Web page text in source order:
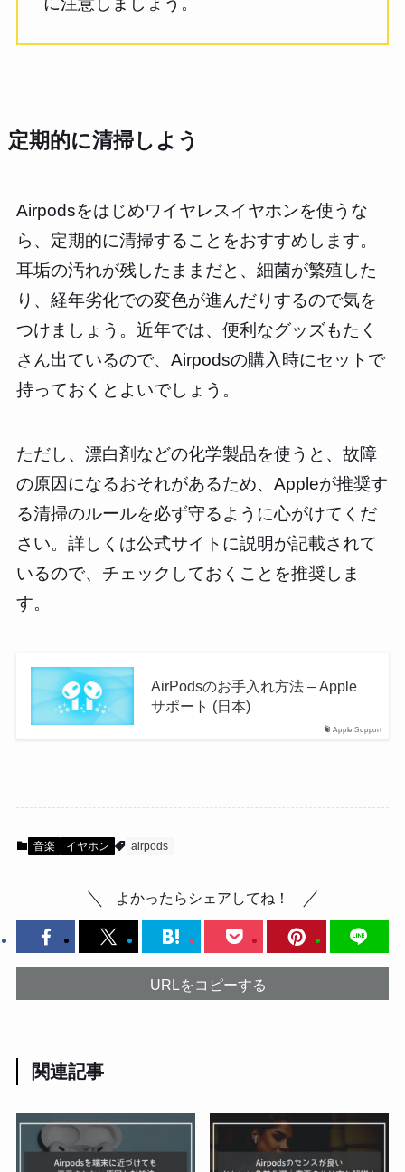
定期的に清掃しよう
Airpodsをはじめワイヤレスイヤホンを使うな
ら、定期的に清掃することをおすすめします。
耳垢の汚れが残したままだと、細菌が繁殖した
り、経年劣化での変色が進んだりするので気を
つけましょう。近年では、便利なグッズもたく
さん出ているので、Airpodsの購入時にセットで
持っておくとよいでしょう。
ただし、漂白剤などの化学製品を使うと、故障
の原因になるおそれがあるため、Appleが推奨す
る清掃のルールを必ず守るように心がけてくだ
さい。詳しくは公式サイトに説明が記載されて
いるので、チェックしておくことを推奨しま
す。
Apple Support
AirPodsのお手入れ方法 – Apple
サポート (日本)
音楽 イヤホン airpods
よかったらシェアしてね！
URLをコピーする
関連記事